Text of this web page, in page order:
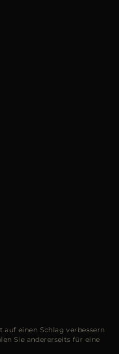
auf einen Schlag verbessern
Sie andererseits für eine